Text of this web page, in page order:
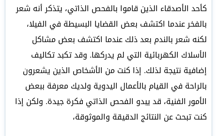
كأحد الأصدقاء الذين قاموا بالفحص الذاتي، يتذكر أنه شعر
بالفخر عندما اكتشف بعض القضايا البسيطة في الفيلا،
لكنه شعر بالندم بعد ذلك عندما اكتشف بعض مشاكل
الأسلاك الكهربائية التي لم يدركها. وقد تكبد تكاليف
إضافية نتيجة لذلك. إذا كنت من الأشخاص الذين يشعرون
بالراحة في القيام بالأعمال اليدوية ولديك معرفة ببعض
الأمور الفنية، قد يبدو الفحص الذاتي فكرة جيدة. ولكن إذا
كنت تبحث عن النتائج الدقيقة والموثوقة،